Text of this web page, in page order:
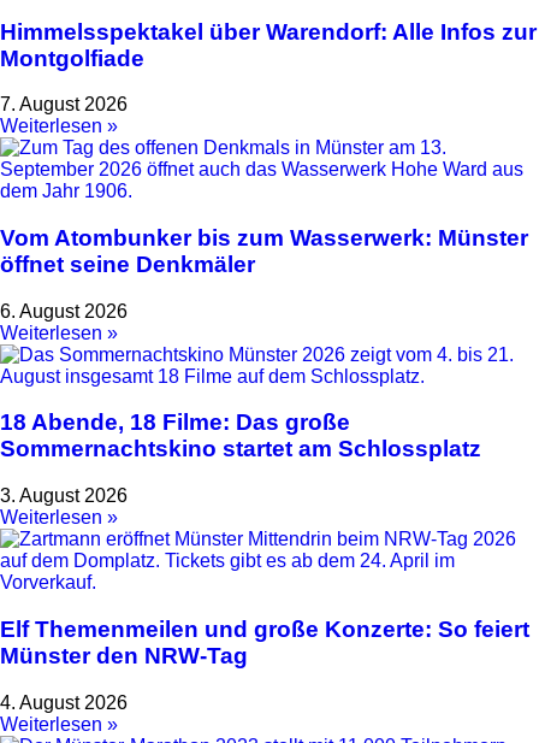
Himmelsspektakel über Warendorf: Alle Infos zur
Montgolfiade
7. August 2026
Weiterlesen »
Vom Atombunker bis zum Wasserwerk: Münster
öffnet seine Denkmäler
6. August 2026
Weiterlesen »
18 Abende, 18 Filme: Das große
Sommernachtskino startet am Schlossplatz
3. August 2026
Weiterlesen »
Elf Themenmeilen und große Konzerte: So feiert
Münster den NRW-Tag
4. August 2026
Weiterlesen »